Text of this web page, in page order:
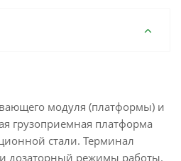
модуля (платформы) и
грузоприемная платформа
стали. Терминал
дозаторный режимы работы.